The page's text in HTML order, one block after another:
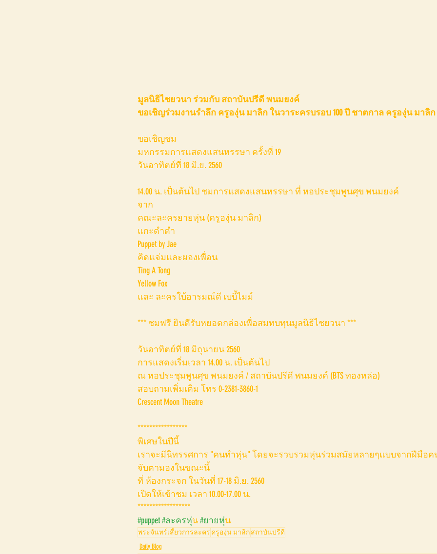
มูลนิธิไชยวนา ร่วมกับ สถาบันปรีดี พนมยงค์
ขอเชิญร่วมงานรำลึก ครูองุ่น มาลิก ในวาระครบรอบ 100 ปี ชาตกาล ครูองุ่น มาลิก
ขอเชิญชม
มหกรรมการแสดงแสนหรรษา ครั้งที่ 19
วันอาทิตย์ที่ 18 มิ.ย. 2560
14.00 น. เป็นต้นไป ชมการแสดงแสนหรรษา ที่ หอประชุมพูนศุข พนมยงค์
จาก
คณะละครยายหุ่น (ครูองุ่น มาลิก)
แกะดำดำ
Puppet by Jae
คิดแจ่มและผองเพื่อน
Ting A Tong
Yellow Fox
และ ละครใบ้อารมณ์ดี เบบี้ไมม์
*** ชมฟรี ยินดีรับหยอดกล่องเพื่อสมทบทุนมูลนิธิไชยวนา ***
วันอาทิตย์ที่ 18 มิถุนายน 2560
การแสดงเริ่มเวลา 14.00 น. เป็นต้นไป
ณ หอประชุมพูนศุข พนมยงค์ / สถาบันปรีดี พนมยงค์ (BTS ทองหล่อ)
สอบถามเพิ่มเติม โทร 0-2381-3860-1
Crescent Moon Theatre
*****************
พิเศษในปีนี้
เราจะมีนิทรรศการ "คนทำหุ่น" โดยจะรวบรวมหุ่นร่วมสมัยหลายๆแบบจากฝีมือ
จับตามองในขณะนี้
ที่ ห้องกระจก ในวันที่ 17-18 มิ.ย. 2560
เปิดให้เข้าชม เวลา 10.00-17.00 น.
******************
#puppet#ละครหุ่น #ยายหุ่น
พระจันทร์เสี้ยวการละคร ครูองุ่น มาลิกสถาบันปรีดี
Daily Blog